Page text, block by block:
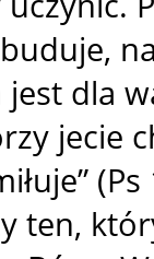
dla
jecie
ten,